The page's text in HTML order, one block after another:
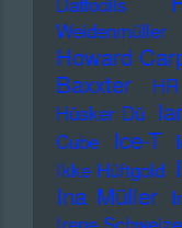
Weidenmüller
Howard
Baxxter
Hüsker Dü
Cube
Ice-T
Ikke Hüftgold
Ina Müller